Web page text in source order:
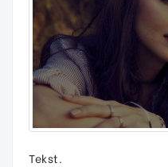
Tekst.